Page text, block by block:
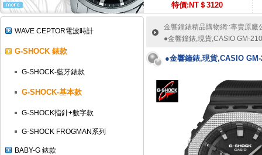
特價:NT＄3120
WAVE CEPTOR電波時計
G-SHOCK 錶款
G-SHOCK-藍牙錶款
G-SHOCK-基本款
G-SHOCK指針+數字款
G-SHOCK FROGMAN系列
BABY-G 錶款
金響鐘錶精品購物網::專賣原廠
●金響鐘錶,現貨,CASIO GM-
●金響鐘錶,現貨,CASIO